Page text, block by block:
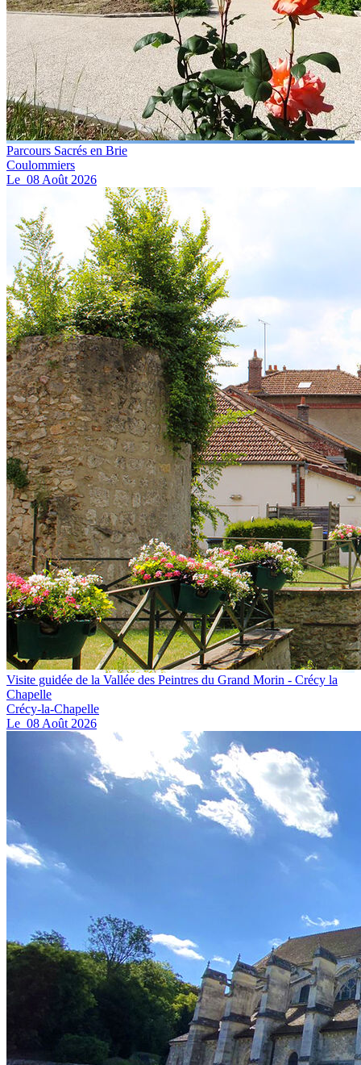
Parcours Sacrés en Brie
Coulommiers
Le 08 Août 2026
Visite guidée de la Vallée des Peintres du Grand Morin - Crécy la
Chapelle
Crécy-la-Chapelle
Le 08 Août 2026